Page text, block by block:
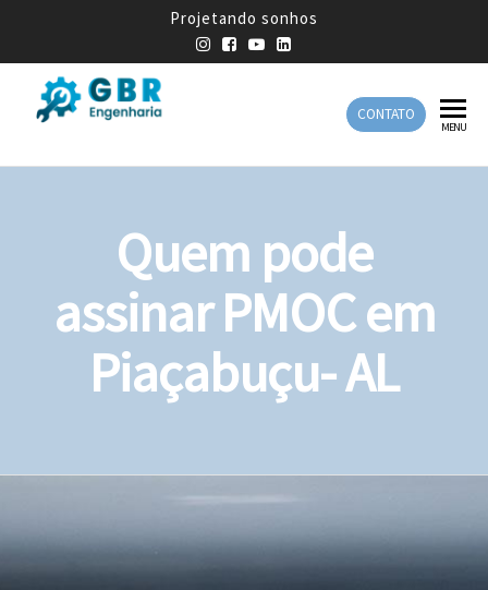
Projetando sonhos
Engenharia
Engenharia
CONTATO
MENU
Quem pode
assinar PMOC em
Piaçabuçu- AL